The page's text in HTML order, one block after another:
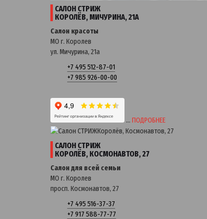
САЛОН СТРИЖ
КОРОЛЁВ, МИЧУРИНА, 21А
Салон красоты
МО г. Королев
ул. Мичурина, 21a
+7 495 512-87-01
+7 985 926-00-00
… ПОДРОБНЕЕ
САЛОН СТРИЖ
КОРОЛЁВ, КОСМОНАВТОВ, 27
Салон для всей семьи
МО г. Королев
просп. Космонавтов, 27
+7 495 516-37-37
+7 917 588-77-77